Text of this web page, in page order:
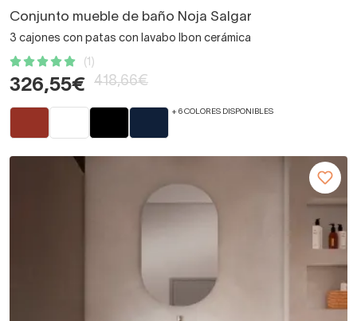
Conjunto mueble de baño Noja Salgar
3 cajones con patas con lavabo Ibon cerámica
(1)
326,55€ 418,66€
+ 6 COLORES DISPONIBLES